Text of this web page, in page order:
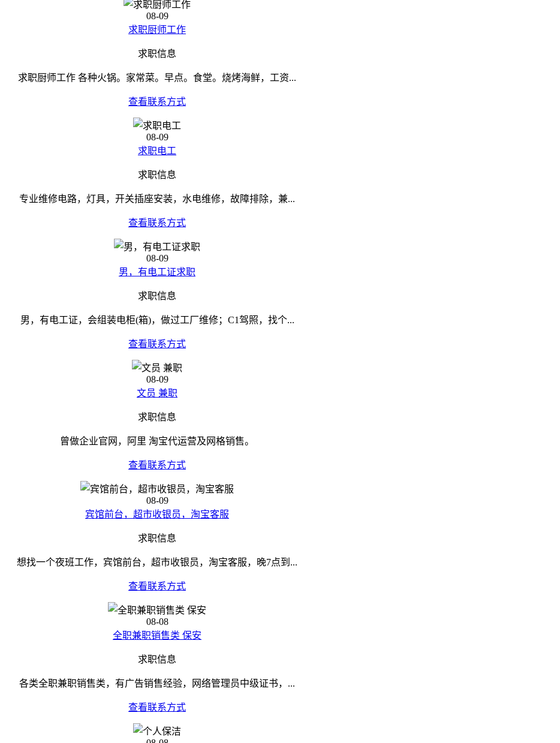
08-09
求职厨师工作
求职信息
求职厨师工作 各种火锅。家常菜。早点。食堂。烧烤海鲜，工资...
查看联系方式
08-09
求职电工
求职信息
专业维修电路，灯具，开关插座安装，水电维修，故障排除，兼...
查看联系方式
08-09
男，有电工证求职
求职信息
男，有电工证，会组装电柜(箱)，做过工厂维修；C1驾照，找个...
查看联系方式
08-09
文员 兼职
求职信息
曾做企业官网，阿里 淘宝代运营及网格销售。
查看联系方式
08-09
宾馆前台，超市收银员，淘宝客服
求职信息
想找一个夜班工作，宾馆前台，超市收银员，淘宝客服，晚7点到...
查看联系方式
08-08
全职兼职销售类 保安
求职信息
各类全职兼职销售类，有广告销售经验，网络管理员中级证书，...
查看联系方式